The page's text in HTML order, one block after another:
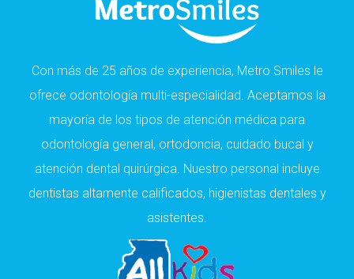
Con más de 25 años de experiencia, Metro Smiles le
ofrece odontología multi-especialidad. Aceptamos la
mayoría de los tipos de atención médica para
odontología general, ortodoncia, cuidado bucal y
atención dental quirúrgica. Nuestro personal incluye
dentistas altamente calificados, higienistas dentales y
asistentes.